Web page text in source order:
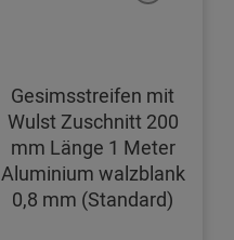
Gesimsstreifen mit
Wulst Zuschnitt 200
mm Länge 1 Meter
Aluminium walzblank
0,8 mm (Standard)